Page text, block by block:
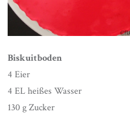
Biskuitboden
4 Eier
4 EL heißes Wasser
130 g Zucker